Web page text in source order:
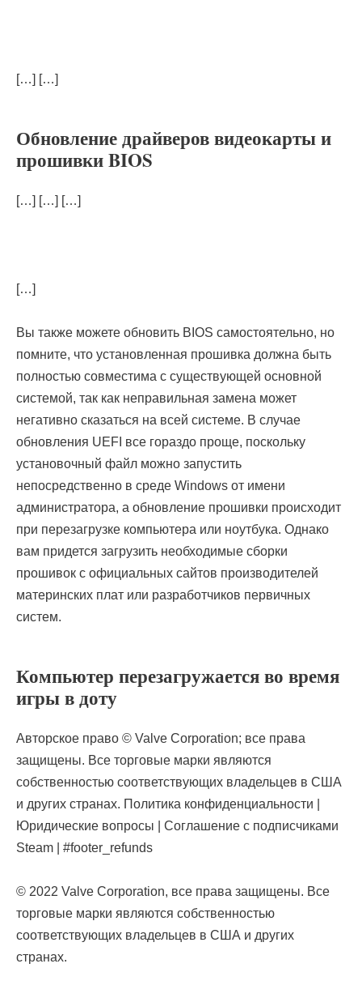
[…] […]
Обновление драйверов видеокарты и
прошивки BIOS
[…] […] […]
[…]
Вы также можете обновить BIOS самостоятельно, но
помните, что установленная прошивка должна быть
полностью совместима с существующей основной
системой, так как неправильная замена может
негативно сказаться на всей системе. В случае
обновления UEFI все гораздо проще, поскольку
установочный файл можно запустить
непосредственно в среде Windows от имени
администратора, а обновление прошивки происходит
при перезагрузке компьютера или ноутбука. Однако
вам придется загрузить необходимые сборки
прошивок с официальных сайтов производителей
материнских плат или разработчиков первичных
систем.
Компьютер перезагружается во время
игры в доту
Авторское право © Valve Corporation; все права
защищены. Все торговые марки являются
собственностью соответствующих владельцев в США
и других странах. Политика конфиденциальности |
Юридические вопросы | Соглашение с подписчиками
Steam | #footer_refunds
© 2022 Valve Corporation, все права защищены. Все
торговые марки являются собственностью
соответствующих владельцев в США и других
странах.